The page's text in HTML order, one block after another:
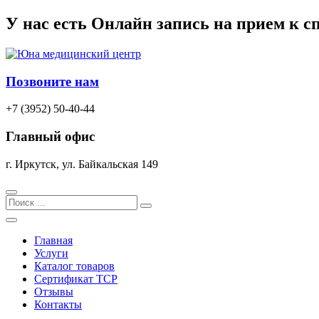
Перейти
к
содержимому
У нас есть Онлайн запись на прием к
Позвоните нам
+7 (3952) 50-40-44
Главный офис
г. Иркутск, ул. Байкальская 149
Search
Главная
Услуги
Каталог товаров
Сертификат TCP
Отзывы
Контакты